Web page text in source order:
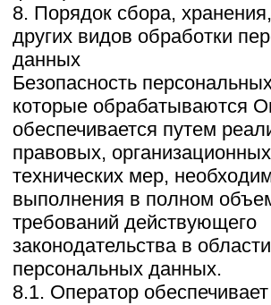
12.3. Актуальная версия Политики в
свободном доступе расположена в сети
Интернет по адресу https://zagorodnye-
prostory.ru/policy.